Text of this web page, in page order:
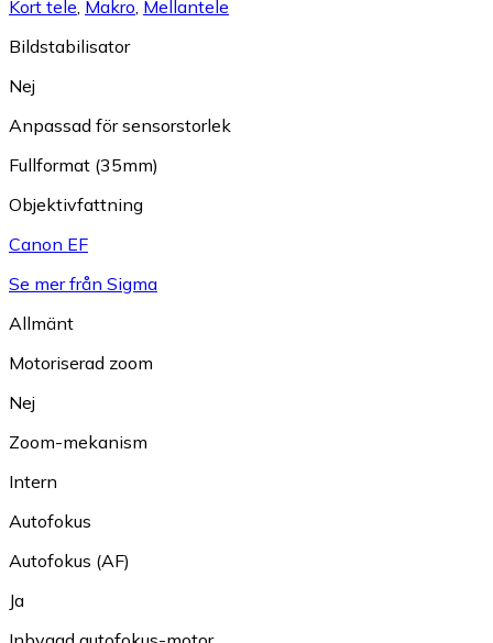
Kort tele, Makro, Mellantele
Bildstabilisator
Nej
Anpassad för sensorstorlek
Fullformat (35mm)
Objektivfattning
Canon EF
Se mer från Sigma
Allmänt
Motoriserad zoom
Nej
Zoom-mekanism
Intern
Autofokus
Autofokus (AF)
Ja